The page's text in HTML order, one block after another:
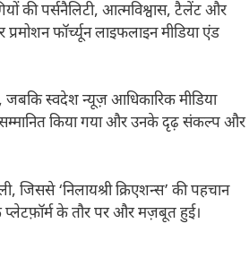
की पर्सनैलिटी, आत्मविश्वास, टैलेंट और
फॉर्च्यून लाइफलाइन मीडिया एंड
जबकि स्वदेश न्यूज़ आधिकारिक मीडिया
सम्मानित किया गया और उनके दृढ़ संकल्प और
जिससे ‘निलायश्री क्रिएशन्स’ की पहचान
के तौर पर और मज़बूत हुई।